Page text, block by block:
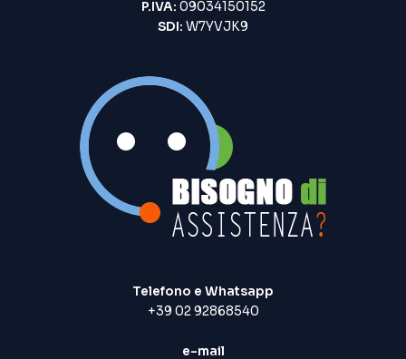
P.IVA: 09034150152
SDI: W7YVJK9
Telefono e Whatsapp
+39 02 92868540
e-mail